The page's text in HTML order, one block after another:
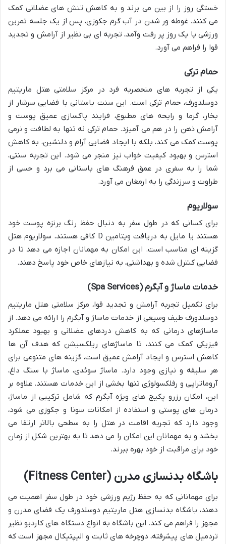
خستگی روز را از بین می برند و به کاهش تنش های عضلانی کمک
می کنند. غوطه ور شدن در آب گرم جکوزی، پس از یک جلسه تمرین
ورزشی یا یک روز پر رفت وآمد، تجربه ای بی نظیر از آرامش و تجدید
قوا را فراهم می آورد.
حمام ترکی
یکی از تجربه های منحصربه فرد در مرکز سلامتی هتل ماریتیم
دوسلدورف، حمام ترکی است. این سنت باستانی با فضایی سرشار از
بخار، گرما و رایحه های مطبوع، فرایند پاکسازی عمیق پوست و
آرامش ذهن را در هم می آمیزد. حمام ترکی نه تنها به لطافت و نرمی
پوست کمک می کند، بلکه با ایجاد فضایی آرام و دلنشین، به کاهش
استرس و بهبود کیفیت خواب نیز منجر می شود. این تجربه سنتی،
شما را به سفری در عمق فرهنگ های باستانی می برد و حسی از
طراوت و سرزندگی را به ارمغان می آورد.
سولاریوم
برای کسانی که در طول سفر به دنبال حفظ رنگ برنزه پوست خود
هستند یا مایل به دریافت ویتامین D کافی هستند، سولاریوم هتل
گزینه ای مناسب است. این امکان به مهمانان اجازه می دهد تا در
فضایی کنترل شده و بهداشتی، به نیازهای خاص خود پاسخ دهند.
خدمات ماساژ و آبگرم (Spa Services)
برای تکمیل تجربه آرامش و تجدید قوا، مرکز سلامتی هتل ماریتیم
دوسلدورف طیف وسیعی از خدمات ماساژ و آبگرم را ارائه می دهد. از
ماساژهای درمانی که به کاهش دردهای عضلانی و بهبود عملکرد
فیزیکی کمک می کنند، تا ماساژهای ریلکسیشن که هدف آن ها
کاهش استرس و ایجاد آرامش عمیق است، گزینه های متنوعی برای
هر سلیقه و نیازی وجود دارد. ماساژ سوئدی، ماساژ با سنگ داغ،
آروماتراپی و رفلکسولوژی تنها بخشی از این خدمات هستند. علاوه بر
این، امکان رزرو پکیج های ویژه آبگرم که شامل ترکیبی از ماساژ،
درمان های پوستی و استفاده از امکانات سونا و جکوزی می شود،
وجود دارد که تجربه اقامت در هتل را به سطحی بالاتر ارتقا می
بخشد و به مهمانان این امکان را می دهد تا به بهترین شکل از زمان
خود برای مراقبت از خود بهره ببرند.
باشگاه بدنسازی مدرن (Fitness Center)
برای مهمانانی که به حفظ رژیم ورزشی خود در طول سفر اهمیت می
دهند، باشگاه بدنسازی هتل ماریتیم دوسلدورف یک فضای مدرن و
مجهز را فراهم می کند. این باشگاه به انواع دستگاه های کاردیو نظیر
تردمیل های پیشرفته، دوچرخه های ثابت و الیپتیکال مجهز است که